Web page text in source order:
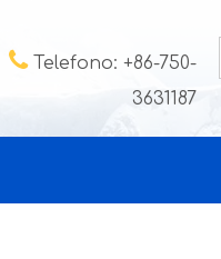
 Telefono: +86-750-
3631187